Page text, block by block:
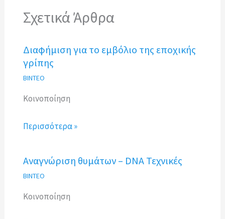
Σχετικά Άρθρα
Διαφήμιση για το εμβόλιο της εποχικής
γρίπης
ΒΙΝΤΕΟ
Κοινοποίηση
Περισσότερα »
Αναγνώριση θυμάτων – DNA Τεχνικές
ΒΙΝΤΕΟ
Κοινοποίηση